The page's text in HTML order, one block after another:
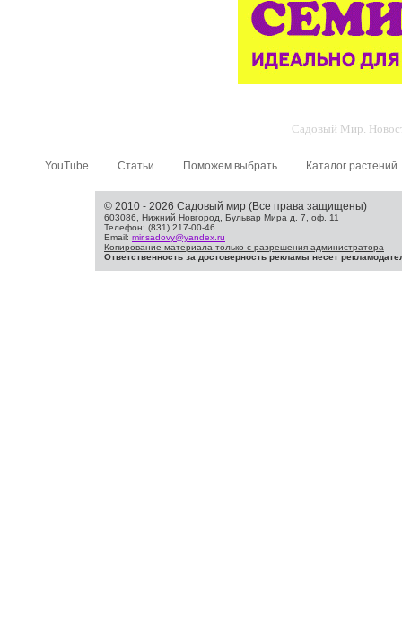
Садовый Мир.
YouTube Статьи Поможем выбрать Каталог растений
© 2010 - 2026 Садовый мир (Все права защищены)
603086, Нижний Новгород, Бульвар Мира д. 7, оф. 11
Телефон: (831) 217-00-46
Email: mir.sadovy@yandex.ru
Копирование материала только с разрешения администратора
Ответственность за достоверность рекламы несет